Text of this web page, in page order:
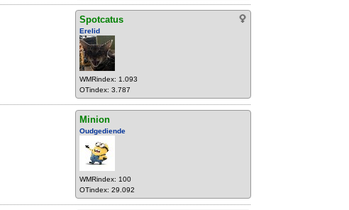
Spotcatus
Erelid
WMRindex: 1.093
OTindex: 3.787
Minion
Oudgediende
WMRindex: 100
OTindex: 29.092